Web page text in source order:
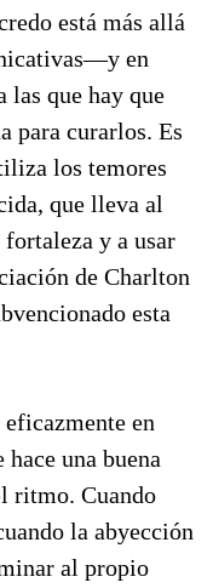
está más allá
en
las que hay que
para curarlos. Es
los temores
que lleva al
fortaleza y a usar
de Charlton
esta
en
una buena
ritmo. Cuando
la abyección
al propio